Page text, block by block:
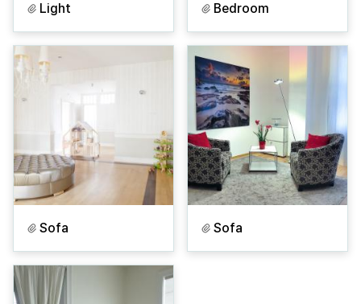
Light Bedroom
Sofa Sofa